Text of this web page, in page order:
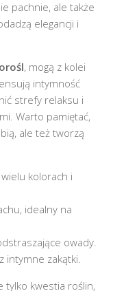
pachnie, ale także
elegancji i
, mogą z kolei
intymność
strefy relaksu i
Warto pamiętać,
ale też tworzą
kolorach i
idealny na
owady.
intymne zakątki.
tylko kwestia roślin,